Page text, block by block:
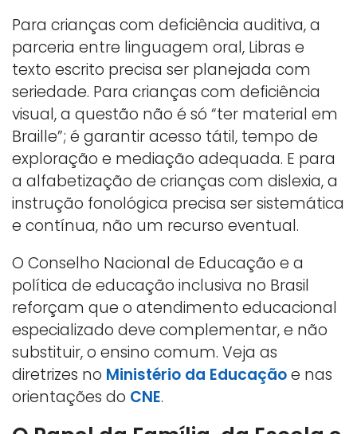
Para crianças com deficiência auditiva, a
parceria entre linguagem oral, Libras e
texto escrito precisa ser planejada com
seriedade. Para crianças com deficiência
visual, a questão não é só “ter material em
Braille”; é garantir acesso tátil, tempo de
exploração e mediação adequada. E para
a alfabetização de crianças com dislexia, a
instrução fonológica precisa ser sistemática
e contínua, não um recurso eventual.
O Conselho Nacional de Educação e a
política de educação inclusiva no Brasil
reforçam que o atendimento educacional
especializado deve complementar, e não
substituir, o ensino comum. Veja as
diretrizes no Ministério da Educaçãoe nas
orientações do CNE.